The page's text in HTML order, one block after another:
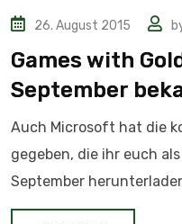
26. August 2015
Games with
September
Auch Microsoft hat die
gegeben, die ihr euch
September